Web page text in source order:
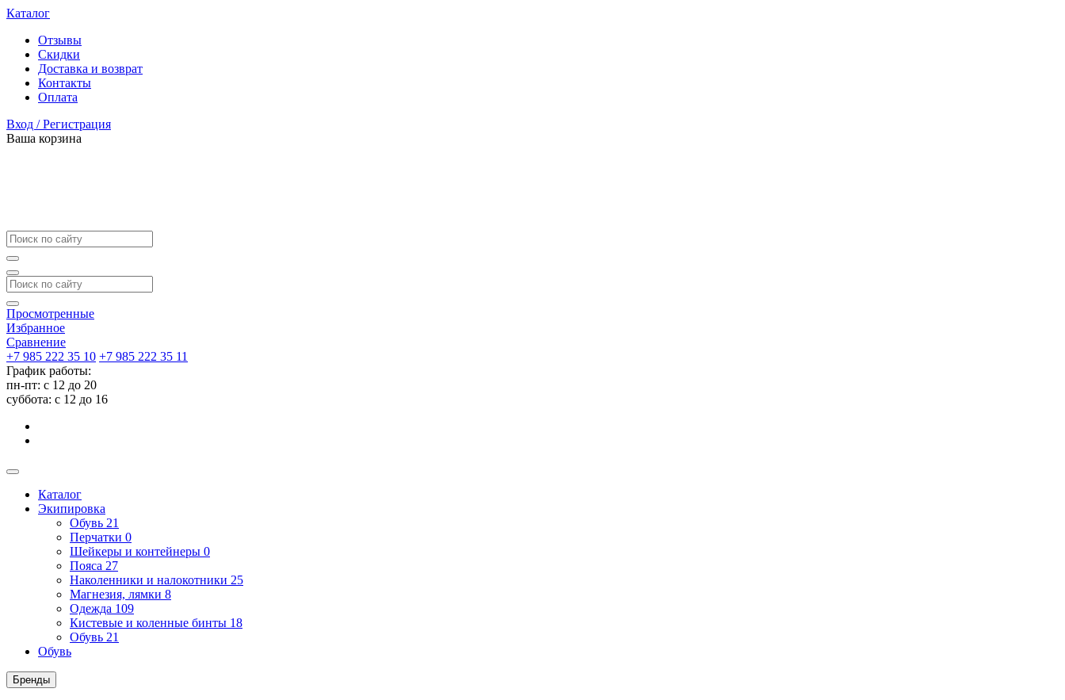
Каталог
Отзывы
Скидки
Доставка и возврат
Контакты
Оплата
Вход / Регистрация
Ваша корзина
Просмотренные
Избранное
Сравнение
+7 985 222 35 10 +7 985 222 35 11
График работы:
пн-пт: с 12 до 20
суббота: c 12 до 16
Каталог
Экипировка
Обувь 21
Перчатки 0
Шейкеры и контейнеры 0
Пояса 27
Наколенники и налокотники 25
Магнезия, лямки 8
Одежда 109
Кистевые и коленные бинты 18
Обувь 21
Обувь
Бренды